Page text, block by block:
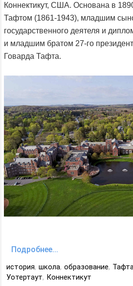
Коннектикут, США. Основана в
Тафтом (1861-1943), младшим
государственного деятеля и
и младшим братом 27-го
Говарда Тафта.
Подробнее...
история, школа, образование,
Уотертаут, Коннектикут